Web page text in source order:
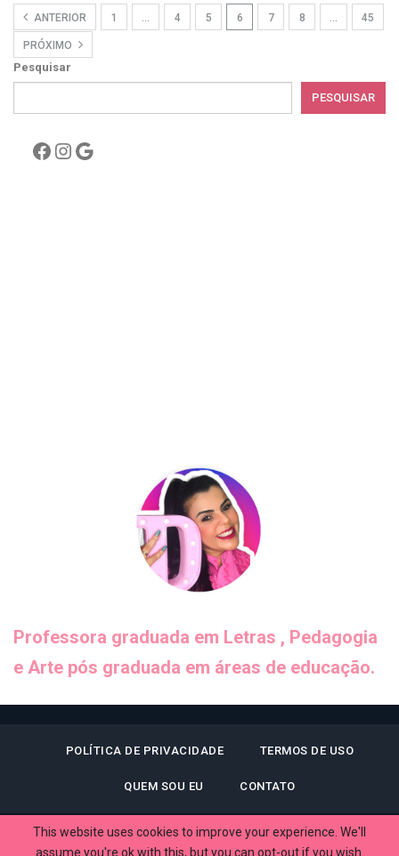
ANTERIOR 1 … 4 5 6 7 8 … 45
PRÓXIMO
Pesquisar
PESQUISAR
Facebook
Instagram
Google
Professora graduada em Letras , Pedagogia
e Arte pós graduada em áreas de educação.
POLÍTICA DE PRIVACIDADE TERMOS DE USO
QUEM SOU EU CONTATO
This website uses cookies to improve your experience. We'll
assume you're ok with this, but you can opt-out if you wish.